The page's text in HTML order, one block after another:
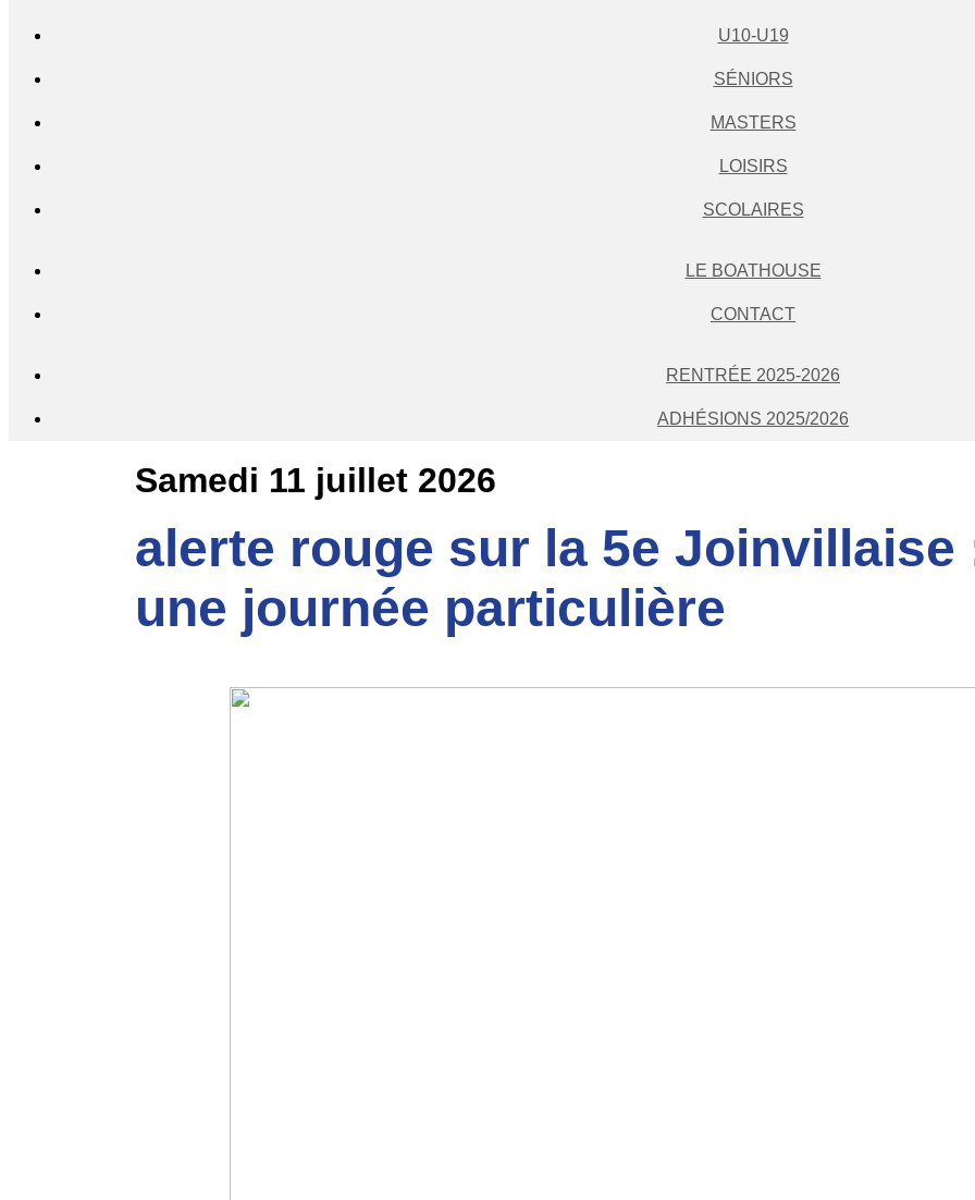
U10-U19
SÉNIORS
MASTERS
LOISIRS
SCOLAIRES
LE BOATHOUSE
CONTACT
RENTRÉE 2025-2026
ADHÉSIONS 2025/2026
Samedi 11 juillet 2026
alerte rouge sur la 5e Joinvillaise
une journée particulière